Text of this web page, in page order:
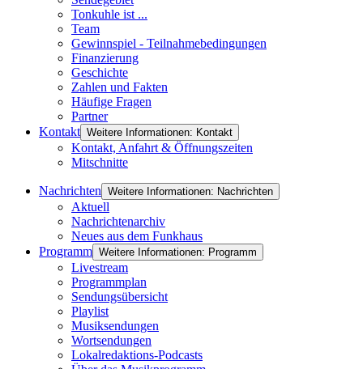
Tonkuhle ist ...
Team
Gewinnspiel - Teilnahmebedingungen
Finanzierung
Geschichte
Zahlen und Fakten
Häufige Fragen
Partner
Kontakt Weitere Informationen: Kontakt
Kontakt, Anfahrt & Öffnungszeiten
Mitschnitte
Nachrichten Weitere Informationen: Nachrichten
Aktuell
Nachrichtenarchiv
Neues aus dem Funkhaus
Programm Weitere Informationen: Programm
Livestream
Programmplan
Sendungsübersicht
Playlist
Musiksendungen
Wortsendungen
Lokalredaktions-Podcasts